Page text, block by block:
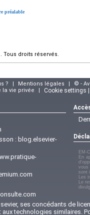
préalable
Tous droits réservés.
? | Mentions légales |
© -
la vie privée | Cookie settings
: blog.elsevier-
EM-
En
vous
sont
Les
Le
ses concédants de
technologies similaires.